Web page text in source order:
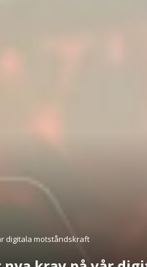
digitala motståndskraft